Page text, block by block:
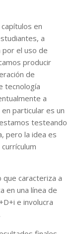
en
a
el uso de
producir
de
tecnología
a
particular es un
testeando
pero la idea es
caracteriza a
en una línea de
e involucra